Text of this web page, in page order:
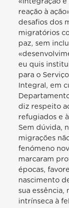
reação à
desafios dos
migratórios
paz, sem
eu quis
para o
Integral, em
diz respeito
refugiados e
Sem dúvida,
migrações
fenómeno
marcaram
épocas,
nascimento
sua essência,
intrínseca à